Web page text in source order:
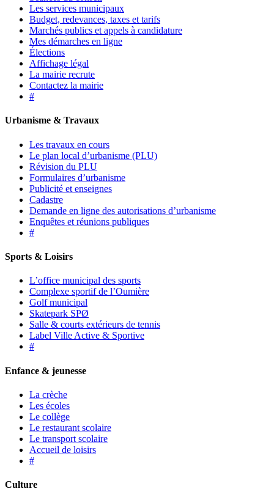
Les services municipaux
Budget, redevances, taxes et tarifs
Marchés publics et appels à candidature
Mes démarches en ligne
Élections
Affichage légal
La mairie recrute
Contactez la mairie
#
Urbanisme & Travaux
Les travaux en cours
Le plan local d’urbanisme (PLU)
Révision du PLU
Formulaires d’urbanisme
Publicité et enseignes
Cadastre
Demande en ligne des autorisations d’urbanisme
Enquêtes et réunions publiques
#
Sports & Loisirs
L’office municipal des sports
Complexe sportif de l’Oumière
Golf municipal
Skatepark SPØ
Salle & courts extérieurs de tennis
Label Ville Active & Sportive
#
Enfance & jeunesse
La crèche
Les écoles
Le collège
Le restaurant scolaire
Le transport scolaire
Accueil de loisirs
#
Culture